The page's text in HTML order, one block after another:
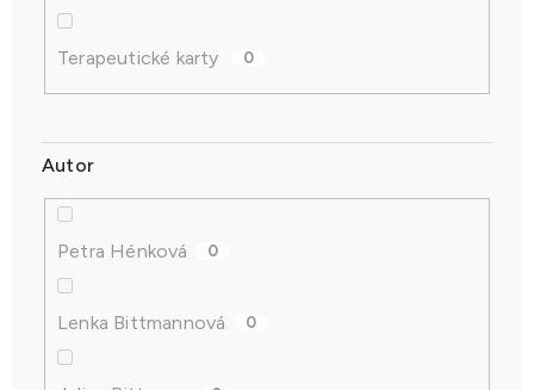
Terapeutické karty 0
Autor
Petra Hénková 0
Lenka Bittmannová 0